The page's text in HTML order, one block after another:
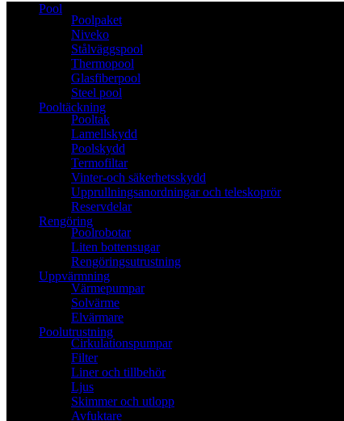
Pool
Poolpaket
Niveko
Stålväggspool
Thermopool
Glasfiberpool
Steel pool
Pooltäckning
Pooltak
Lamellskydd
Poolskydd
Termofiltar
Vinter-och säkerhetsskydd
Upprullningsanordningar och teleskoprör
Reservdelar
Rengöring
Poolrobotar
Liten bottensugar
Rengöringsutrustning
Uppvärmning
Värmepumpar
Solvärme
Elvärmare
Poolutrustning
Cirkulationspumpar
Filter
Liner och tillbehör
Ljus
Skimmer och utlopp
Avfuktare